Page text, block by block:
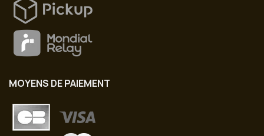
MOYENS DE PAIEMENT